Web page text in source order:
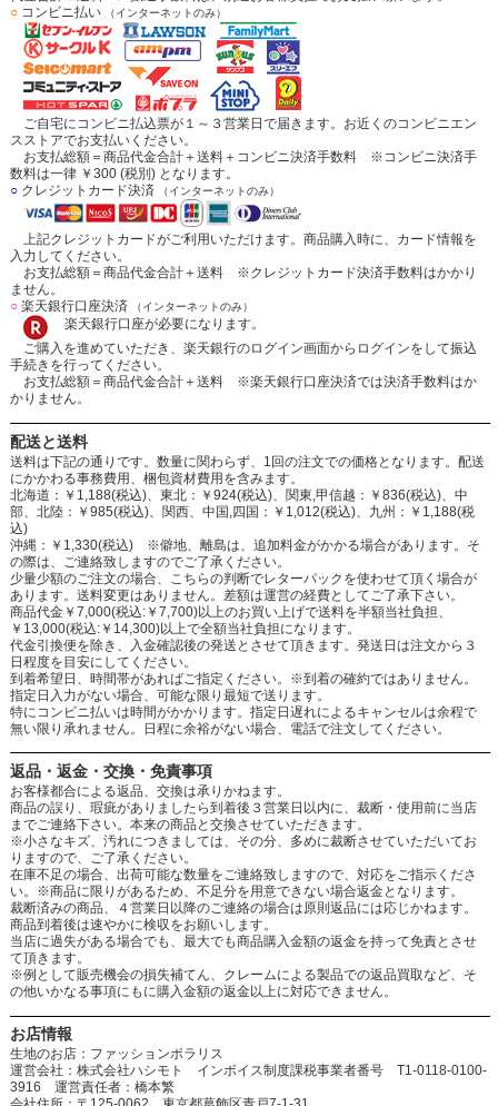
○コンビニ払い （インターネットのみ）
ご自宅にコンビニ払込票が１～３営業日で届きます。お近くのコンビニエン
スストアでお支払いください。
お支払総額＝商品代金合計＋送料＋コンビニ決済手数料 ※コンビニ決済手
数料は一律 ￥300 (税別) となります。
○クレジットカード決済 （インターネットのみ）
上記クレジットカードがご利用いただけます。商品購入時に、カード情報を
入力してください。
お支払総額＝商品代金合計＋送料 ※クレジットカード決済手数料はかかり
ません。
○楽天銀行口座決済 （インターネットのみ）
楽天銀行口座が必要になります。
ご購入を進めていただき、楽天銀行のログイン画面からログインをして振込
手続きを行ってください。
お支払総額＝商品代金合計＋送料 ※楽天銀行口座決済では決済手数料はか
かりません。
配送と送料
送料は下記の通りです。数量に関わらず、1回の注文での価格となります。配送
にかかわる事務費用、梱包資材費用を含みます。
北海道：￥1,188(税込)、東北：￥924(税込)、関東,甲信越：￥836(税込)、中
部、北陸：￥985(税込)、関西、中国,四国：￥1,012(税込)、九州：￥1,188(税
込)
沖縄：￥1,330(税込) ※僻地、離島は、追加料金がかかる場合があります。そ
の際は、ご連絡致しますのでご了承ください。
少量少額のご注文の場合、こちらの判断でレターパックを使わせて頂く場合が
あります。送料変更はありません。差額は運営の経費としてご了承下さい。
商品代金￥7,000(税込:￥7,700)以上のお買い上げで送料を半額当社負担、
￥13,000(税込:￥14,300)以上で全額当社負担になります。
代金引換便を除き、入金確認後の発送とさせて頂きます。発送日は注文から３
日程度を目安にしてください。
到着希望日、時間帯があればご指定ください。※到着の確約ではありません。
指定日入力がない場合、可能な限り最短で送ります。
特にコンビニ払いは時間がかかります。指定日遅れによるキャンセルは余程で
無い限り承れません。日程に余裕がない場合、電話で注文してください。
返品・返金・交換・免責事項
お客様都合による返品、交換は承りかねます。
商品の誤り、瑕疵がありましたら到着後３営業日以内に、裁断・使用前に当店
までご連絡下さい。本来の商品と交換させていただきます。
※小さなキズ、汚れにつきましては、その分、多めに裁断させていただいてお
りますので、ご了承ください。
在庫不足の場合、出荷可能な数量をご連絡致しますので、対応をご指示くださ
い。※商品に限りがあるため、不足分を用意できない場合返金となります。
裁断済みの商品、４営業日以降のご連絡の場合は原則返品には応じかねます。
商品到着後は速やかに検収をお願いします。
当店に過失がある場合でも、最大でも商品購入金額の返金を持って免責とさせ
て頂きます。
※例として販売機会の損失補てん、クレームによる製品での返品買取など、そ
の他いかなる事項にもに購入金額の返金以上に対応できません。
お店情報
生地のお店：ファッションポラリス
運営会社：株式会社ハシモト インボイス制度課税事業者番号 T1-0118-0100-
3916 運営責任者：橋本繁